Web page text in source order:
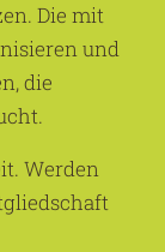
Die mit
und
die
Werden